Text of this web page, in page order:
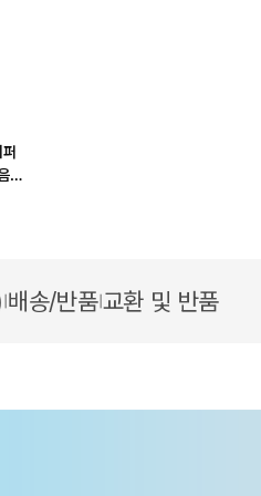
|배송/반품|교환 및 반품